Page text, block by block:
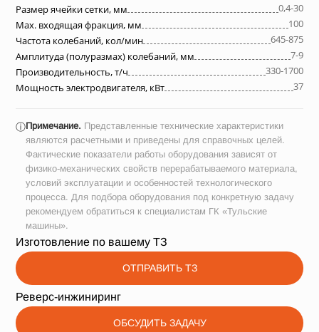
Размер ячейки сетки, мм
0,4-30
Max. входящая фракция, мм
100
Частота колебаний, кол/мин
645-875
Амплитуда (полуразмах) колебаний, мм
7-9
Производительность, т/ч
330-1700
Мощность электродвигателя, кВт
37
ⓘПримечание. Представленные технические характеристики
являются расчетными и приведены для справочных целей.
Фактические показатели работы оборудования зависят от
физико-механических свойств перерабатываемого материала,
условий эксплуатации и особенностей технологического
процесса. Для подбора оборудования под конкретную задачу
рекомендуем обратиться к специалистам ГК «Тульские
машины».
Изготовление по вашему ТЗ
ОТПРАВИТЬ ТЗ
Реверс-инжиниринг
ОБСУДИТЬ ЗАДАЧУ